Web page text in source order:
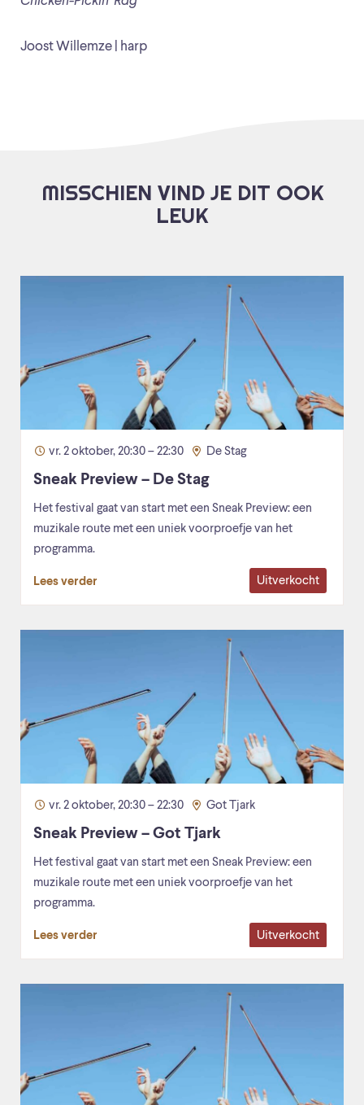
Joost Willemze | harp
MISSCHIEN VIND JE DIT OOK
LEUK
vr. 2 oktober, 20:30 – 22:30 De Stag
Sneak Preview – De Stag
Het festival gaat van start met een Sneak Preview: een
muzikale route met een uniek voorproefje van het
programma.
Lees verder Uitverkocht
vr. 2 oktober, 20:30 – 22:30 Got Tjark
Sneak Preview – Got Tjark
Het festival gaat van start met een Sneak Preview: een
muzikale route met een uniek voorproefje van het
programma.
Lees verder Uitverkocht